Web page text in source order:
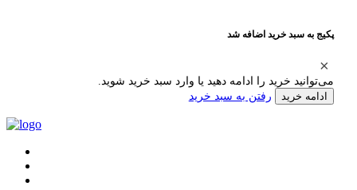
پکیج به سبد خرید اضافه شد
می‌توانید خرید را ادامه دهید یا وارد سبد خرید شوید.
ادامه خرید رفتن به سبد خرید